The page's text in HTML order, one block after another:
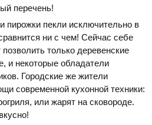
перечень!
пирожки пекли исключительно в
ни с чем! Сейчас себе
только деревенские
и некоторые обладатели
Городские же жители
современной кухонной техники:
или жарят на сковороде.